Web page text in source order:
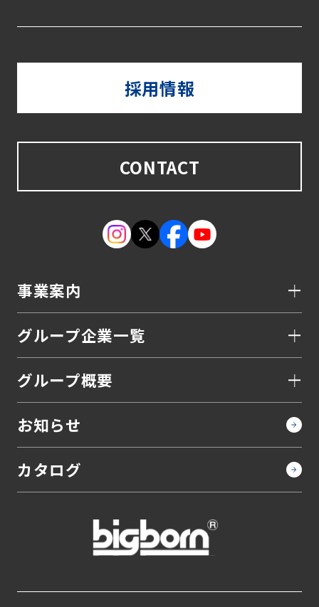
採用情報
CONTACT
事業案内
グループ企業一覧
グループ概要
お知らせ
カタログ